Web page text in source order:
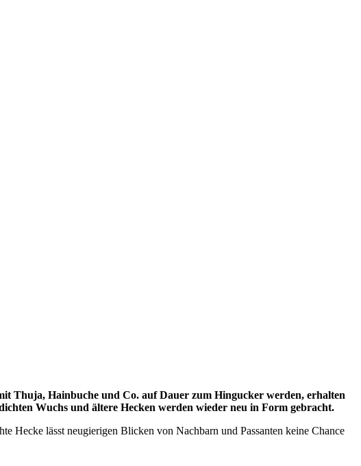
Thuja, Hainbuche und Co. auf Dauer zum Hingucker werden, erhalten
Wuchs und ältere Hecken werden wieder neu in Form gebracht.
Hecke lässt neugierigen Blicken von Nachbarn und Passanten keine Chance